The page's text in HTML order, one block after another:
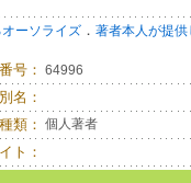
ーソライズ ． 著者本人が提供
号： 64996
別名：
種類： 個人著者
ト：